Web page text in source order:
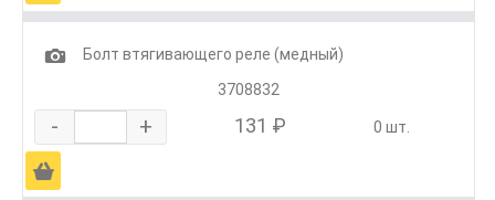
1
Болт втягивающего реле (медный)
3708832
- + 131 ₽ 0 шт.
Ä